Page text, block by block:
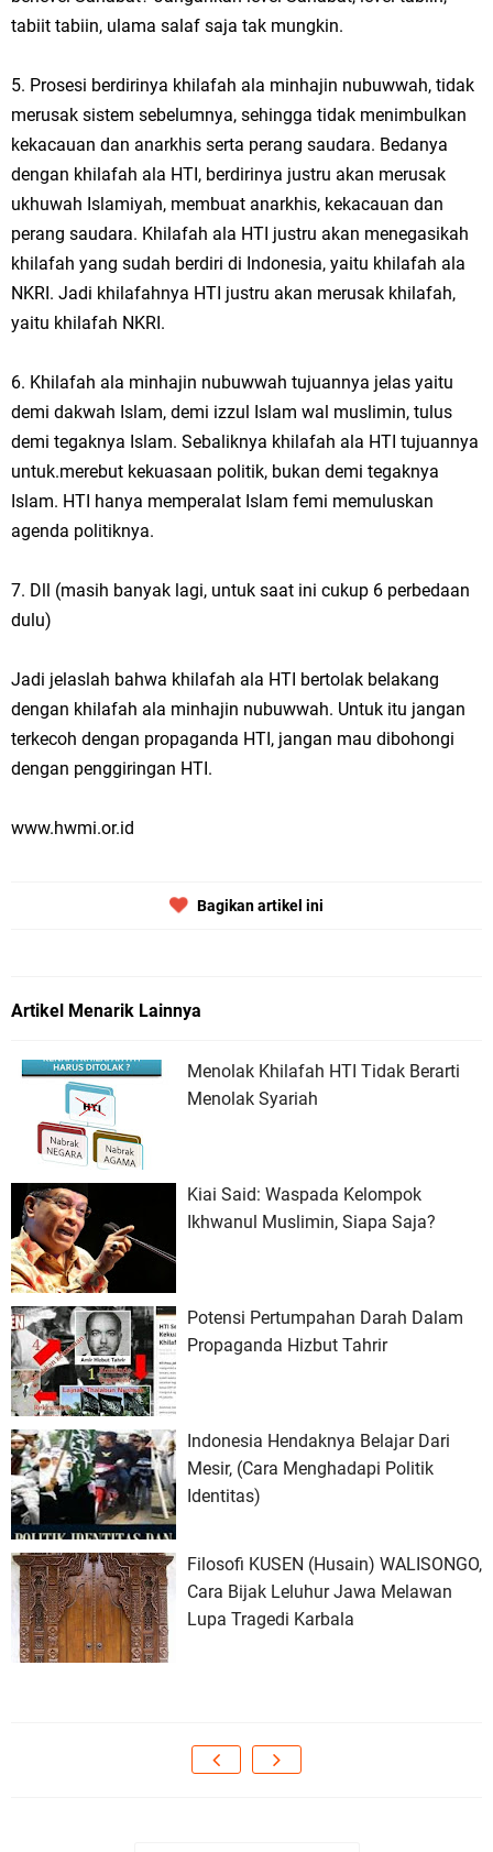
tabiit tabiin, ulama salaf saja tak mungkin.
5. Prosesi berdirinya khilafah ala minhajin nubuwwah, tidak
merusak sistem sebelumnya, sehingga tidak menimbulkan
kekacauan dan anarkhis serta perang saudara. Bedanya
dengan khilafah ala HTI, berdirinya justru akan merusak
ukhuwah Islamiyah, membuat anarkhis, kekacauan dan
perang saudara. Khilafah ala HTI justru akan menegasikah
khilafah yang sudah berdiri di Indonesia, yaitu khilafah ala
NKRI. Jadi khilafahnya HTI justru akan merusak khilafah,
yaitu khilafah NKRI.
6. Khilafah ala minhajin nubuwwah tujuannya jelas yaitu
demi dakwah Islam, demi izzul Islam wal muslimin, tulus
demi tegaknya Islam. Sebaliknya khilafah ala HTI tujuannya
untuk.merebut kekuasaan politik, bukan demi tegaknya
Islam. HTI hanya memperalat Islam femi memuluskan
agenda politiknya.
7. Dll (masih banyak lagi, untuk saat ini cukup 6 perbedaan
dulu)
Jadi jelaslah bahwa khilafah ala HTI bertolak belakang
dengan khilafah ala minhajin nubuwwah. Untuk itu jangan
terkecoh dengan propaganda HTI, jangan mau dibohongi
dengan penggiringan HTI.
www.hwmi.or.id
Bagikan artikel ini
Artikel Menarik Lainnya
Menolak Khilafah HTI Tidak Berarti
Menolak Syariah
Kiai Said: Waspada Kelompok
Ikhwanul Muslimin, Siapa Saja?
Potensi Pertumpahan Darah Dalam
Propaganda Hizbut Tahrir
Indonesia Hendaknya Belajar Dari
Mesir, (Cara Menghadapi Politik
Identitas)
Filosofi KUSEN (Husain) WALISONGO,
Cara Bijak Leluhur Jawa Melawan
Lupa Tragedi Karbala